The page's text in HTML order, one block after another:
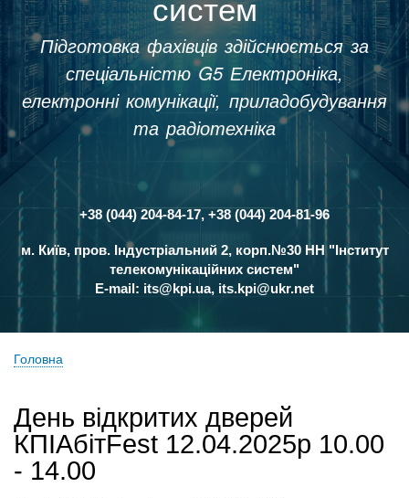
систем
Підготовка фахівців здійснюється за
спеціальністю G5 Електроніка,
електронні комунікації, приладобудування
та радіотехніка
Контакти
+38 (044) 204-84-17, +38 (044) 204-81-96
м. Київ, пров. Індустріальний 2, корп.№30 НН "Інститут
телекомунікаційних систем"
E-mail: its@kpi.ua, its.kpi@ukr.net
Головна
День відкритих дверей
КПІАбітFest 12.04.2025р 10.00
- 14.00